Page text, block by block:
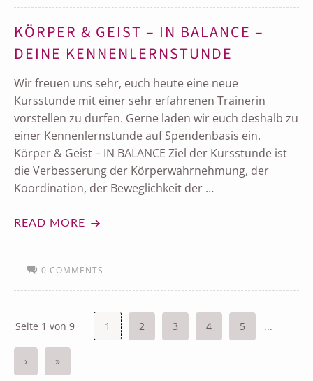
KÖRPER & GEIST – IN BALANCE –
DEINE KENNENLERNSTUNDE
Wir freuen uns sehr, euch heute eine neue
Kursstunde mit einer sehr erfahrenen Trainerin
vorstellen zu dürfen. Gerne laden wir euch deshalb zu
einer Kennenlernstunde auf Spendenbasis ein.
Körper & Geist – IN BALANCE Ziel der Kursstunde ist
die Verbesserung der Körperwahrnehmung, der
Koordination, der Beweglichkeit der …
READ MORE
0 COMMENTS
Seite 1 von 9 1 2 3 4 5 ...
› »